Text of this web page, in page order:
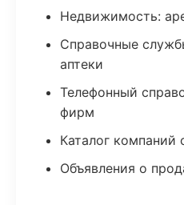
Недвижимость:
Справочные
аптеки
Телефонный
фирм
Каталог компаний
Объявления о